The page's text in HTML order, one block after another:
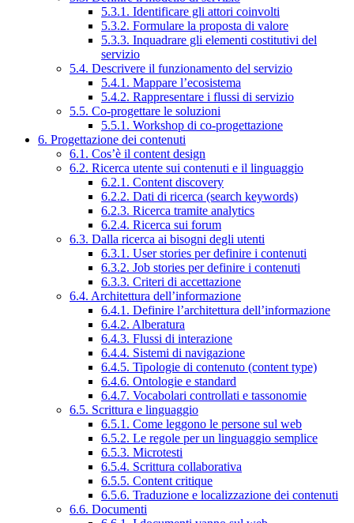
5.3.1. Identificare gli attori coinvolti
5.3.2. Formulare la proposta di valore
5.3.3. Inquadrare gli elementi costitutivi del
servizio
5.4. Descrivere il funzionamento del servizio
5.4.1. Mappare l’ecosistema
5.4.2. Rappresentare i flussi di servizio
5.5. Co-progettare le soluzioni
5.5.1. Workshop di co-progettazione
6. Progettazione dei contenuti
6.1. Cos’è il content design
6.2. Ricerca utente sui contenuti e il linguaggio
6.2.1. Content discovery
6.2.2. Dati di ricerca (search keywords)
6.2.3. Ricerca tramite analytics
6.2.4. Ricerca sui forum
6.3. Dalla ricerca ai bisogni degli utenti
6.3.1. User stories per definire i contenuti
6.3.2. Job stories per definire i contenuti
6.3.3. Criteri di accettazione
6.4. Architettura dell’informazione
6.4.1. Definire l’architettura dell’informazione
6.4.2. Alberatura
6.4.3. Flussi di interazione
6.4.4. Sistemi di navigazione
6.4.5. Tipologie di contenuto (content type)
6.4.6. Ontologie e standard
6.4.7. Vocabolari controllati e tassonomie
6.5. Scrittura e linguaggio
6.5.1. Come leggono le persone sul web
6.5.2. Le regole per un linguaggio semplice
6.5.3. Microtesti
6.5.4. Scrittura collaborativa
6.5.5. Content critique
6.5.6. Traduzione e localizzazione dei contenuti
6.6. Documenti